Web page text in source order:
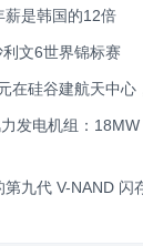
薪是韩国的12倍
文6世界锦标赛
在硅谷建航天中心
发电机组：18MW
九代 V-NAND 闪